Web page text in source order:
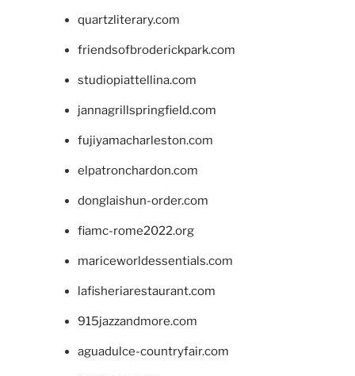
quartzliterary.com
friendsofbroderickpark.com
studiopiattellina.com
jannagrillspringfield.com
fujiyamacharleston.com
elpatronchardon.com
donglaishun-order.com
fiamc-rome2022.org
mariceworldessentials.com
lafisheriarestaurant.com
915jazzandmore.com
aguadulce-countryfair.com